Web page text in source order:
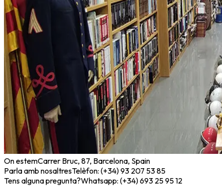
On estemCarrer Bruc, 87, Barcelona, Spain
Parla amb nosaltresTelèfon: (+34) 93 207 53 85
Tens alguna pregunta?Whatsapp: (+34) 693 25 95 12